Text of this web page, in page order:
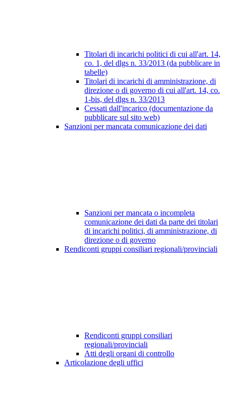
Titolari di incarichi politici di cui all'art. 14,
co. 1, del dlgs n. 33/2013 (da pubblicare in
tabelle)
Titolari di incarichi di amministrazione, di
direzione o di governo di cui all'art. 14, co.
1-bis, del dlgs n. 33/2013
Cessati dall'incarico (documentazione da
pubblicare sul sito web)
Sanzioni per mancata comunicazione dei dati
Sanzioni per mancata o incompleta
comunicazione dei dati da parte dei titolari
di incarichi politici, di amministrazione, di
direzione o di governo
Rendiconti gruppi consiliari regionali/provinciali
Rendiconti gruppi consiliari
regionali/provinciali
Atti degli organi di controllo
Articolazione degli uffici